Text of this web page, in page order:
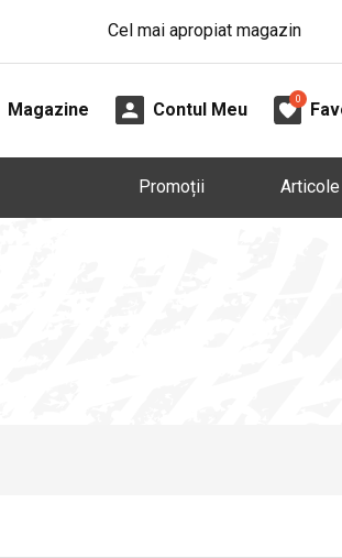
Cel mai apropiat magazin
Magazine Contul Meu
0
Promoții Articole